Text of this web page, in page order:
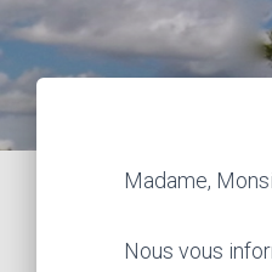
Madame,
Nous vous